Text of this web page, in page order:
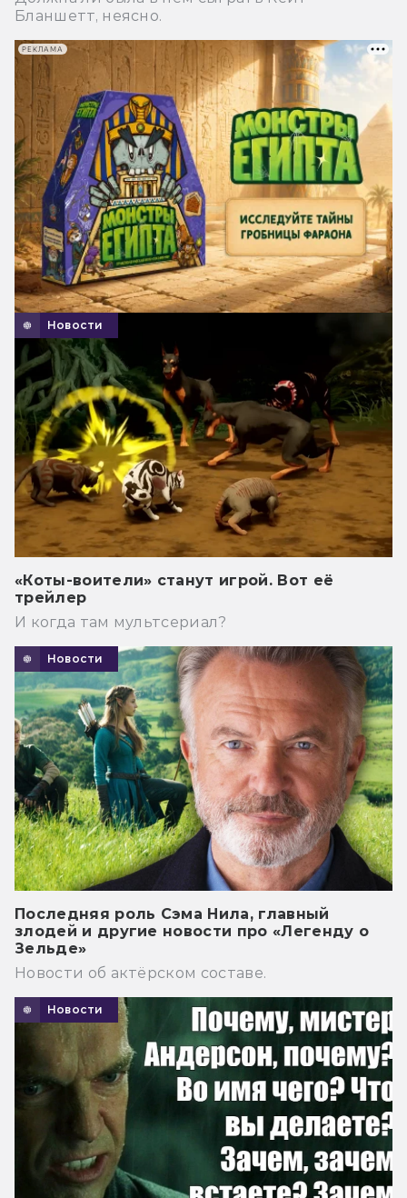
Бланшетт, неясно.
Новости
«Коты-воители» станут игрой. Вот её
трейлер
И когда там мультсериал?
Новости
Последняя роль Сэма Нила, главный
злодей и другие новости про «Легенду о
Зельде»
Новости об актёрском составе.
Новости
РЕКЛАМА